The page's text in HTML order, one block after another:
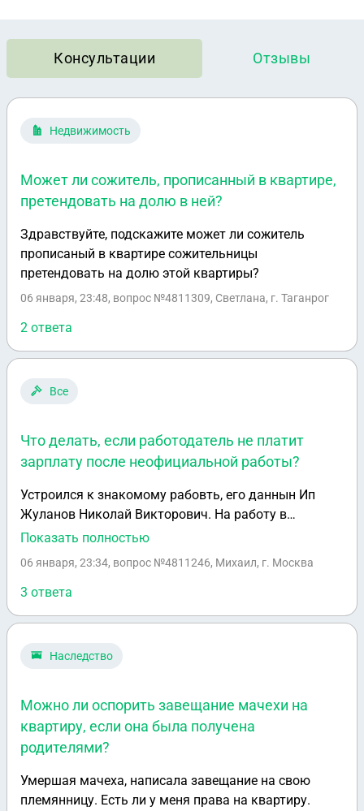
Консультации Отзывы
Недвижимость
Может ли сожитель, прописанный в квартире,
претендовать на долю в ней?
Здравствуйте, подскажите может ли сожитель
прописаный в квартире сожительницы
претендовать на долю этой квартиры?
06 января, 23:48, вопрос №4811309, Светлана, г. Таганрог
2 ответа
Все
Что делать, если работодатель не платит
зарплату после неофициальной работы?
Устроился к знакомому рабовть, его даннын Ип
Жуланов Николай Викторович. На работу в
хлебозавод черёмушки. Работал неофициально 4
резерв Ип Жуланову Николаю Викторовичу . За
отработанный месяц было обещание заплатить
после увольнения. Ип Жуланов Николай Викторович
талкиваясб на то что нет денег.
Показать полностью
06 января, 23:34, вопрос №4811246, Михаил, г. Москва
3 ответа
Наследство
Можно ли оспорить завещание мачехи на
квартиру, если она была получена
родителями?
Умершая мачеха, написала завещание на свою
племянницу. Есть ли у меня права на квартиру.